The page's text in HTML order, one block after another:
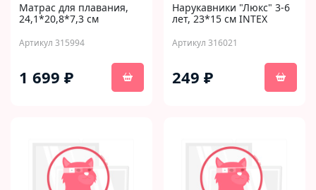
Матрас для плавания,
24,1*20,8*7,3 см
Артикул 315994
1 699 ₽
Нарукавники "Люкс" 3-6
лет, 23*15 см INTEX
Артикул 316021
249 ₽